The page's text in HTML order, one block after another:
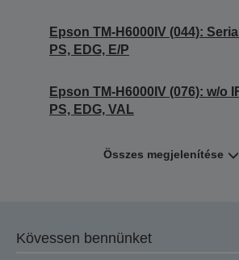
Epson TM-H6000IV (044):
PS, EDG, E/P
Epson TM-H6000IV (076): w/o
PS, EDG, VAL
Összes megjelenítése
Kövessen bennünket